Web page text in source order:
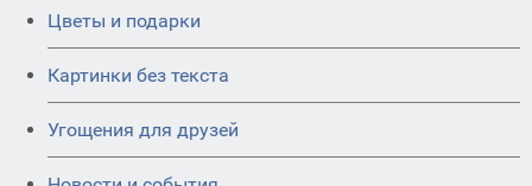
Цветы и подарки
Картинки без текста
Угощения для друзей